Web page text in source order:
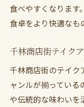
食べやすくなります
食卓をより快適なも
千林商店街テイク
千林商店街のテイク
ャンルが揃っている
や伝統的な味わいを